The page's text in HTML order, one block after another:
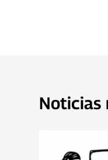
Noticias